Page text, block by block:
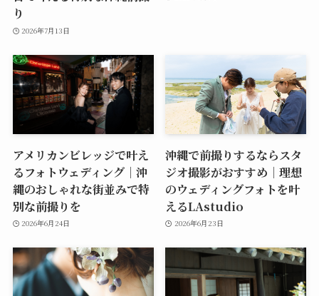
り
2026年7月13日
アメリカンビレッジで叶え
るフォトウェディング｜沖
縄のおしゃれな街並みで特
別な前撮りを
2026年6月24日
沖縄で前撮りするならスタ
ジオ撮影がおすすめ｜理想
のウェディングフォトを叶
えるLAstudio
2026年6月23日